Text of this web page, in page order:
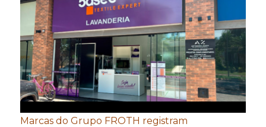
Marcas do Grupo FROTH registram